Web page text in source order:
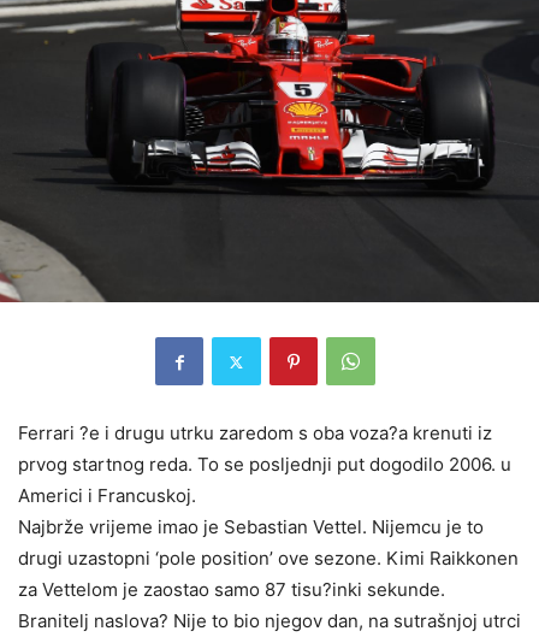
Ferrari ?e i drugu utrku zaredom s oba voza?a krenuti iz
prvog startnog reda. To se posljednji put dogodilo 2006. u
Americi i Francuskoj.
Najbrže vrijeme imao je Sebastian Vettel. Nijemcu je to
drugi uzastopni ‘pole position’ ove sezone. Kimi Raikkonen
za Vettelom je zaostao samo 87 tisu?inki sekunde.
Branitelj naslova? Nije to bio njegov dan, na sutrašnjoj utrci